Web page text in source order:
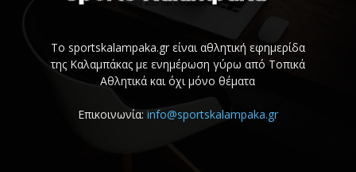
Το sportskalampaka.gr είναι αθλητική εφημερίδα
της Καλαμπάκας με ενημέρωση γύρω από Τοπικά
Αθλητικά και όχι μόνο θέματα
Επικοινωνία: info@sportskalampaka.gr